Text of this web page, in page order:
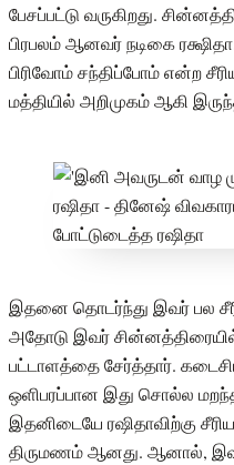
பேசப்பட்டு வருகிறது.
பிரபலம் ஆனவர் நடிகை
பிரிவோம் சந்திப்போம் என்ற
மத்தியில் அறிமுகம் ஆகி
இதனை தொடர்ந்து இவர் பல
அதோடு இவர்
பட்டாளத்தை சேர்த்தார்.
ஒளிபரப்பான இது சொல்ல
இதனிடையே ரஷிதாவிற்கு
திருமணம் ஆனது. ஆனால்,